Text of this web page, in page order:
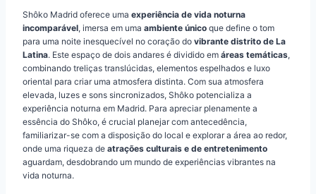
Shôko Madrid oferece uma experiência de vida noturna
incomparável, imersa em uma ambiente único que define o tom
para uma noite inesquecível no coração do vibrante distrito de La
Latina. Este espaço de dois andares é dividido em áreas temáticas,
combinando treliças translúcidas, elementos espelhados e luxo
oriental para criar uma atmosfera distinta. Com sua atmosfera
elevada, luzes e sons sincronizados, Shôko potencializa a
experiência noturna em Madrid. Para apreciar plenamente a
essência do Shôko, é crucial planejar com antecedência,
familiarizar-se com a disposição do local e explorar a área ao redor,
onde uma riqueza de atrações culturais e de entretenimento
aguardam, desdobrando um mundo de experiências vibrantes na
vida noturna.